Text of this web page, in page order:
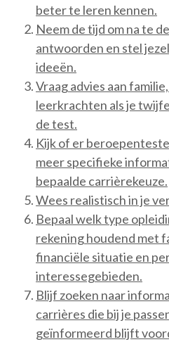
beter te leren kennen.
Neem de tijd om na te
antwoorden en stel
ideeën.
Vraag advies aan
leerkrachten als je
de test.
Kijk of er
meer specifieke
bepaalde carrièrekeuze.
Wees realistisch in je
Bepaal welk type
rekening houdend met
financiële situatie en
interessegebieden.
Blijf zoeken naar
carrières die bij je
geïnformeerd blijft